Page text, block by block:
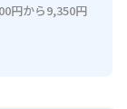
円から9,350円